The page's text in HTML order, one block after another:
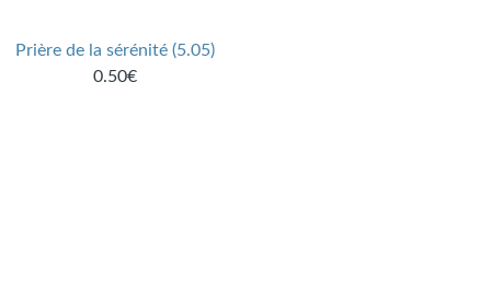
Prière de la sérénité (5.05)
0.50€